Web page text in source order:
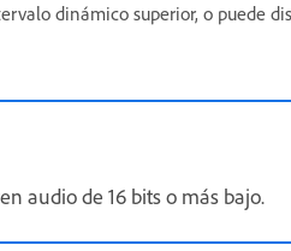
dinámico superior, o puede
audio de 16 bits o más bajo.